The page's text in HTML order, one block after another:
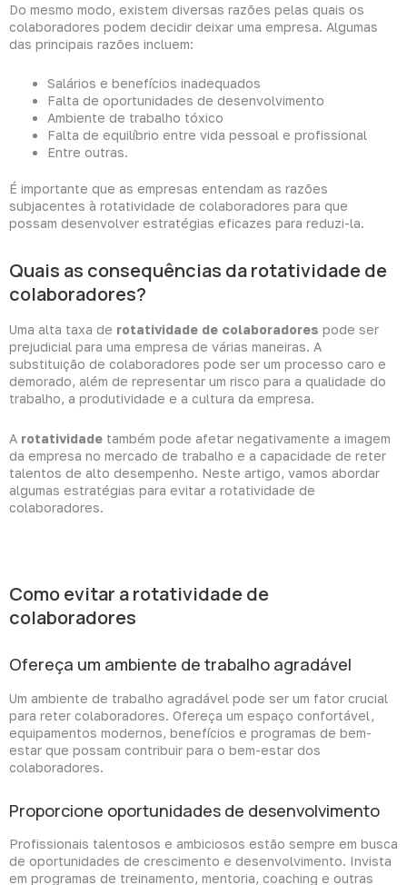
Do mesmo modo, existem diversas razões pelas quais os
colaboradores podem decidir deixar uma empresa. Algumas
das principais razões incluem:
Salários e benefícios inadequados
Falta de oportunidades de desenvolvimento
Ambiente de trabalho tóxico
Falta de equilíbrio entre vida pessoal e profissional
Entre outras.
É importante que as empresas entendam as razões
subjacentes à rotatividade de colaboradores para que
possam desenvolver estratégias eficazes para reduzi-la.
Quais as consequências da rotatividade de
colaboradores?
Uma alta taxa de rotatividade de colaboradores pode ser
prejudicial para uma empresa de várias maneiras. A
substituição de colaboradores pode ser um processo caro e
demorado, além de representar um risco para a qualidade do
trabalho, a produtividade e a cultura da empresa.
A rotatividade também pode afetar negativamente a imagem
da empresa no mercado de trabalho e a capacidade de reter
talentos de alto desempenho. Neste artigo, vamos abordar
algumas estratégias para evitar a rotatividade de
colaboradores.
Como evitar a rotatividade de
colaboradores
Ofereça um ambiente de trabalho agradável
Um ambiente de trabalho agradável pode ser um fator crucial
para reter colaboradores. Ofereça um espaço confortável,
equipamentos modernos, benefícios e programas de bem-
estar que possam contribuir para o bem-estar dos
colaboradores.
Proporcione oportunidades de desenvolvimento
Profissionais talentosos e ambiciosos estão sempre em busca
de oportunidades de crescimento e desenvolvimento. Invista
em programas de treinamento, mentoria, coaching e outras